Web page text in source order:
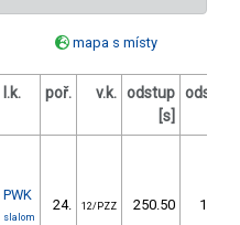
mapa s místy
l.k. poř. v.k. odstup
[s]
odstup
PWK
slalom
24. 12/PZZ 250.50 186,8